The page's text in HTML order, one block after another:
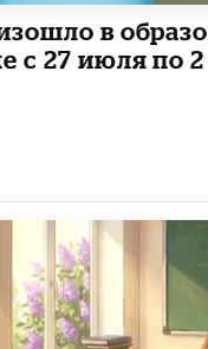
в
с 27 июля по 2